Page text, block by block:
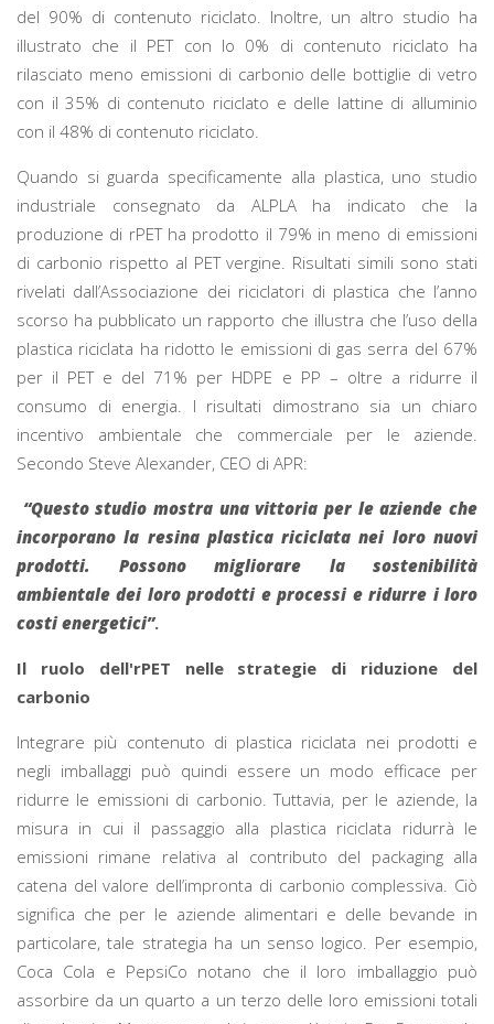
del 90% di contenuto riciclato. Inoltre, un altro studio ha
illustrato che il PET con lo 0% di contenuto riciclato ha
rilasciato meno emissioni di carbonio delle bottiglie di vetro
con il 35% di contenuto riciclato e delle lattine di alluminio
con il 48% di contenuto riciclato.
Quando si guarda specificamente alla plastica, uno studio
industriale consegnato da ALPLA ha indicato che la
produzione di rPET ha prodotto il 79% in meno di emissioni
di carbonio rispetto al PET vergine. Risultati simili sono stati
rivelati dall’Associazione dei riciclatori di plastica che l’anno
scorso ha pubblicato un rapporto che illustra che l’uso della
plastica riciclata ha ridotto le emissioni di gas serra del 67%
per il PET e del 71% per HDPE e PP – oltre a ridurre il
consumo di energia. I risultati dimostrano sia un chiaro
incentivo ambientale che commerciale per le aziende.
Secondo Steve Alexander, CEO di APR:
“Questo studio mostra una vittoria per le aziende che
incorporano la resina plastica riciclata nei loro nuovi
prodotti. Possono migliorare la sostenibilità
ambientale dei loro prodotti e processi e ridurre i loro
costi energetici”.
Il ruolo dell'rPET nelle strategie di riduzione del
carbonio
Integrare più contenuto di plastica riciclata nei prodotti e
negli imballaggi può quindi essere un modo efficace per
ridurre le emissioni di carbonio. Tuttavia, per le aziende, la
misura in cui il passaggio alla plastica riciclata ridurrà le
emissioni rimane relativa al contributo del packaging alla
catena del valore dell’impronta di carbonio complessiva. Ciò
significa che per le aziende alimentari e delle bevande in
particolare, tale strategia ha un senso logico. Per esempio,
Coca Cola e PepsiCo notano che il loro imballaggio può
assorbire da un quarto a un terzo delle loro emissioni totali